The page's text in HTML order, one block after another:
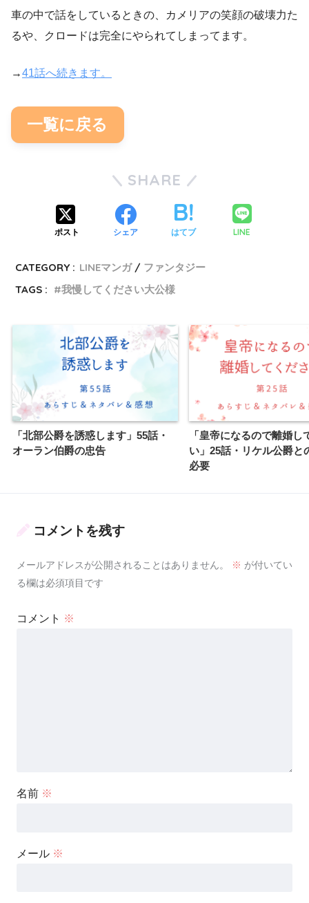
車の中で話をしているときの、カメリアの笑顔の破壊力た
るや、クロードは完全にやられてしまってます。
→41話へ続きます。
一覧に戻る
SHARE
ポスト シェア はてブ LINE
CATEGORY : LINEマンガ
ファンタジー
TAGS :
我慢してください大公様
「北部公爵を誘惑します」55話・
オーラン伯爵の忠告
「皇帝になるので離婚し
い」25話・リケル公爵と
必要
コメントを残す
メールアドレスが公開されることはありません。 ※ が付いてい
る欄は必須項目です
コメント ※
名前 ※
メール ※